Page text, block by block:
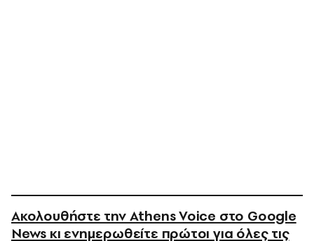
Ακολουθήστε την Athens Voice στο Google
News κι ενημερωθείτε πρώτοι για όλες τις